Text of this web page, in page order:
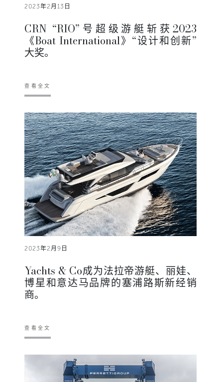
2023年2月13日
CRN “RIO”号超级游艇斩获2023
《Boat International》“设计和创新”
大奖。
查看全文
2023年2月9日
Yachts & Co成为法拉帝游艇、丽娃、
博星和意达马品牌的塞浦路斯新经销
商。
查看全文